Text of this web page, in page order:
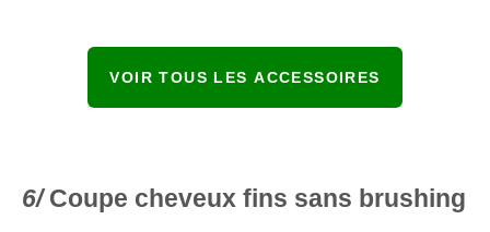
VOIR TOUS LES ACCESSOIRES
Coupe cheveux fins sans brushing